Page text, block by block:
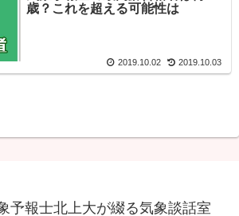
歳？これを超える可能性は
2019.10.02 2019.10.03
予報士北上大が綴る気象談話室